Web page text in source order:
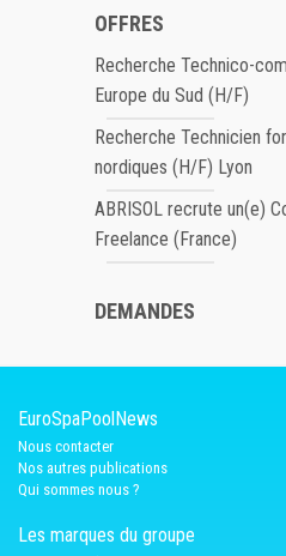
OFFRES
Recherche Technico-
Europe du Sud (H/F)
Recherche Technicien
nordiques (H/F) Lyon
ABRISOL recrute un(e)
Freelance (France)
DEMANDES
EuroSpaPoolNews
Nous contacter
Nos autres publications
Qui sommes nous ?
Les marques du groupe